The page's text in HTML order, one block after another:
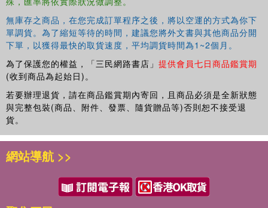
templates to advocate for Black males, intervention plans,
student efficacy surveys, and user-friendly best-practices
for closing achievement gaps for Black males by grade
level.
無庫存之商品，在您完成訂單程序之後，將以空運的方式為你下
單調貨。為了縮短等待的時間，建議您將外文書與其他商品分開
下單，以獲得最快的取貨速度，平均調貨時間為1~2個月。
為了保護您的權益，「三民網路書店」 提供會員七日商品鑑賞期
(收到商品為起始日)。
若要辦理退貨，請在商品鑑賞期內寄回，且商品必須是全新狀態
與完整包裝(商品、附件、發票、隨貨贈品等)否則恕不接受退
貨。
網站導航 >>